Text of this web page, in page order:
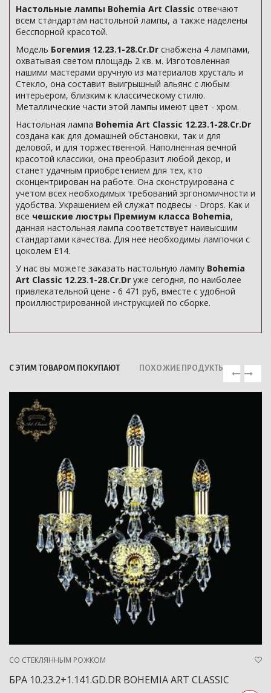
Настольные лампы Bohemia Art Classic отвечают
всем стандартам настольной лампы, а также наделены
бесспорной красотой.
Модель Богемия 12.23.1-28.Cr.Dr снабжена 4 лампами,
охватывая светом площадь 2 кв. м. Изготовленная
нашими мастерами вручную из материалов хрусталь и
Стекло, она составит выигрышный альянс с любым
интерьером, близким к классическому стилю.
Металлические части этой лампы имеют цвет - хром.
Настольная лампа Bohemia Art Classic 12.23.1-28.Cr.Dr
создана как для домашней обстановки, так и для
деловой, и для торжественной. Наполненная вечной
красотой классики, она преобразит любой декор, и
станет удачным приобретением для тех, кто
сконцентрирован на работе. Она сконструирована с
учетом всех необходимых требований эргономичности и
удобства. Украшением ей служат подвесы - Drops. Как и
все чешские люстры Премиум класса Bohemia,
данная настольная лампа соответствует наивысшим
стандартами качества. Для нее необходимы лампочки с
цоколем E14.
У нас вы можете заказать настольную лампу Bohemia
Art Classic 12.23.1-28.Cr.Dr уже сегодня, по наиболее
привлекательной цене - 6 471 руб, вместе с удобной
проиллюстрированной инструкцией по сборке.
С ЭТИМ ТОВАРОМ ПОКУПАЮТ ПОХОЖИЕ ПРОДУКТЫ
СО СТЕКЛЯННЫМ РОЖКОМ
БРА 10.23.2+1.141.GD.DR BOHEMIA ART CLASSIC